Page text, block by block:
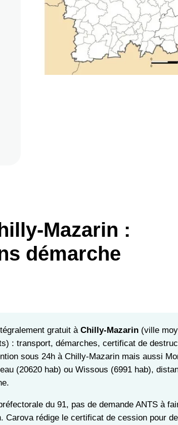
Mazarin :
démarche
gratuit àChilly-Mazarin (ville
: transport, démarches, certificat de
sous 24h à Chilly-Mazarin mais aussi
(20620 hab) ou Wissous (6991 hab),
du 91, pas de demande ANTS à
Carova rédige le certificat de cession pour